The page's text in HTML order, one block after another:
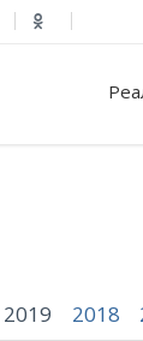
2019 2018